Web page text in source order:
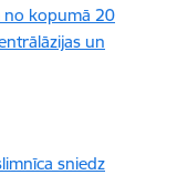
no kopumā 20
un
sniedz